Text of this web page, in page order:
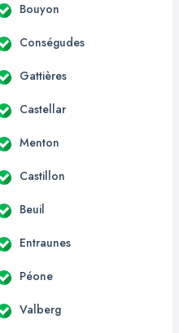
Bouyon
Conségudes
Gattières
Castellar
Menton
Castillon
Beuil
Entraunes
Péone
Valberg